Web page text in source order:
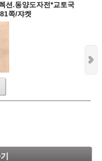
션.동양도자전*교토국
쪽/쟈켓